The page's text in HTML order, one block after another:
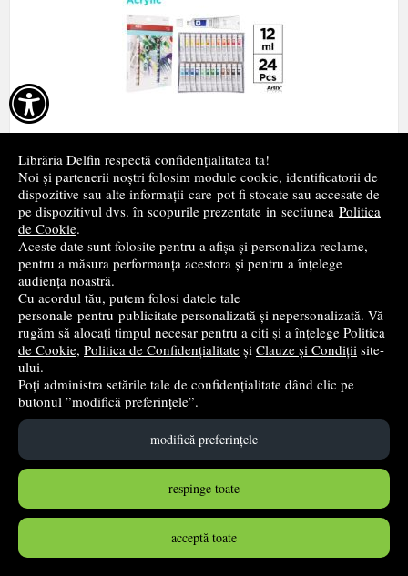

Librăria Delfin respectă confidențialitatea ta!
Noi și partenerii noștri folosim module cookie, identificatorii de
dispozitive sau alte informații care pot fi stocate sau accesate de
pe dispozitivul dvs. în scopurile prezentate in sectiunea Politica
de Cookie.
Aceste date sunt folosite pentru a afișa și personaliza reclame,
pentru a măsura performanța acestora și pentru a înțelege
audiența noastră.
Cu acordul tău, putem folosi datele tale
personale pentru publicitate personalizată și nepersonalizată. Vă
rugăm să alocați timpul necesar pentru a citi și a înțelege Politica
de Cookie, Politica de Confidențialitate și Clauze și Condiții site-
ului.
Poți administra setările tale de confidențialitate dând clic pe
butonul ”modifică preferințele”.
modifică preferințele
respinge toate
acceptă toate
Set 24 tempera acrilica Main Paper, 12 ml
Main Paper
32,86lei
stoc indisponibil
➤ alertă stoc